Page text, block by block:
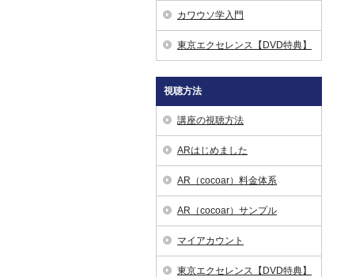
カワウソ学入門
東京エクセレンス【DVD特典】
視聴方法
講座の視聴方法
ARはじめました
AR（cocoar）料金体系
AR（cocoar）サンプル
マイアカウント
東京エクセレンス【DVD特典】